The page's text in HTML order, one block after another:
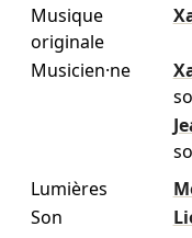
Musique
originale
Musicien·ne
Lumières
Son